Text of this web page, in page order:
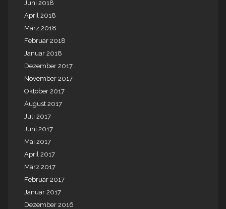
Juni 2018
April 2018
März 2018
Februar 2018
Januar 2018
Dezember 2017
November 2017
Oktober 2017
August 2017
Juli 2017
Juni 2017
Mai 2017
April 2017
März 2017
Februar 2017
Januar 2017
Dezember 2016